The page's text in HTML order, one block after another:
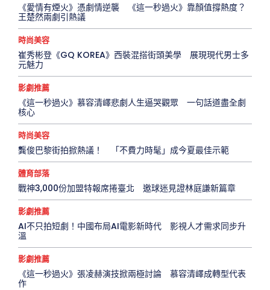
《愛情有煙火》憑劇情逆襲 《這一秒過火》靠顏值撐熱度？
王楚然兩劇引熱議
時尚美容
崔秀彬登《GQ KOREA》西裝混搭街頭美學 展現現代男士多
元魅力
影劇推薦
《這一秒過火》慕容清嶧悲劇人生逼哭觀眾 一句話道盡全劇
核心
時尚美容
龔俊巴黎街拍掀熱議！ 「不費力時髦」成今夏最佳示範
體育部落
戰神3,000份加盟特報席捲臺北 邀球迷見證林庭謙新篇章
影劇推薦
AI不只拍短劇！中國布局AI電影新時代 影視人才需求同步升
溫
影劇推薦
《這一秒過火》張凌赫演技掀兩極討論 慕容清嶧成轉型代表
作